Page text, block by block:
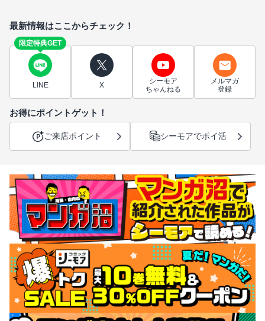
最新情報はここからチェック！
限定特典GET
LINE X
シーモア
ちゃんねる
メルマガ
登録
お得にポイントゲット！
ご来店ポイント シーモアでポイ活